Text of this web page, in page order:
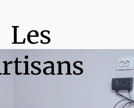
Les